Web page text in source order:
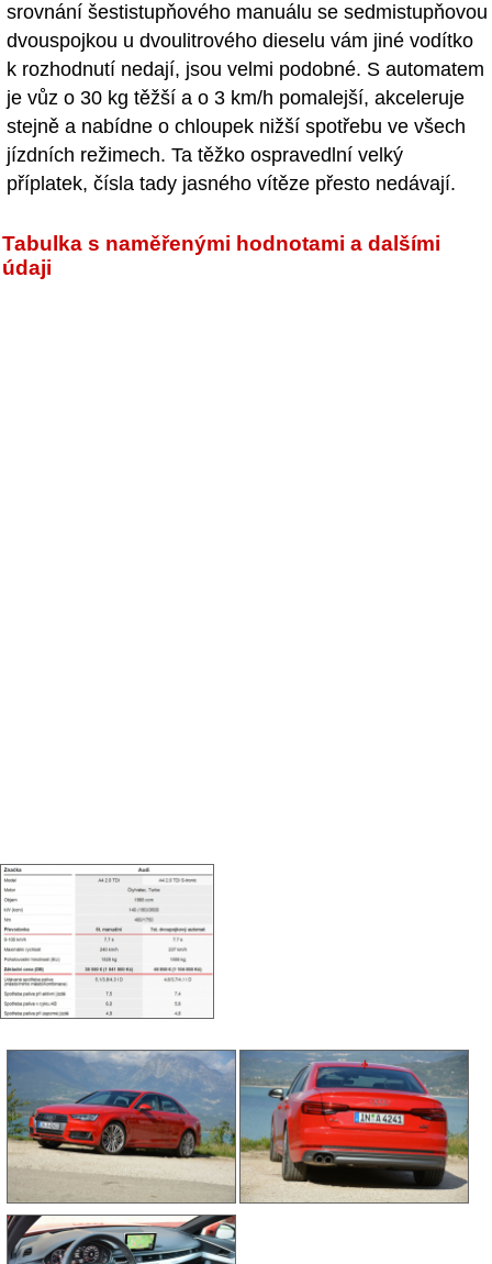
srovnání šestistupňového manuálu se sedmistupňovou
dvouspojkou u dvoulitrového dieselu vám jiné vodítko
k rozhodnutí nedají, jsou velmi podobné. S automatem
je vůz o 30 kg těžší a o 3 km/h pomalejší, akceleruje
stejně a nabídne o chloupek nižší spotřebu ve všech
jízdních režimech. Ta těžko ospravedlní velký
příplatek, čísla tady jasného vítěze přesto nedávají.
Tabulka s naměřenými hodnotami a dalšími
údaji